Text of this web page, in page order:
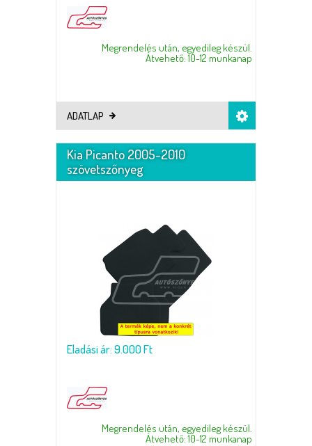
Megrendelés után, egyedileg készül.
Átvehető: 10-12 munkanap
ADATLAP
Kia Picanto 2005-2010
szövetszőnyeg
Eladási ár: 9.000 Ft
Megrendelés után, egyedileg készül.
Átvehető: 10-12 munkanap